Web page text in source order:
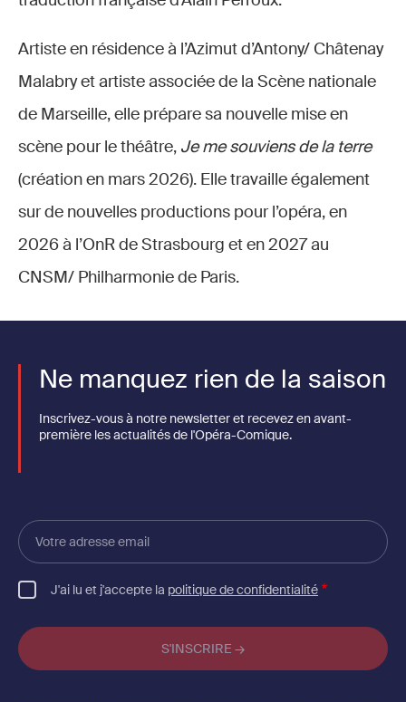
Artiste en résidence à l’Azimut d’Antony/ Châtenay
Malabry et artiste associée de la Scène nationale
de Marseille, elle prépare sa nouvelle mise en
scène pour le théâtre, Je me souviens de la terre
(création en mars 2026). Elle travaille également
sur de nouvelles productions pour l’opéra, en
2026 à l’OnR de Strasbourg et en 2027 au
CNSM/ Philharmonie de Paris.
Ne manquez rien de la saison
Inscrivez-vous à notre newsletter et recevez en avant-
première les actualités de l'Opéra-Comique.
Votre
adresse
email
J'ai lu et j'accepte la politique de confidentialité